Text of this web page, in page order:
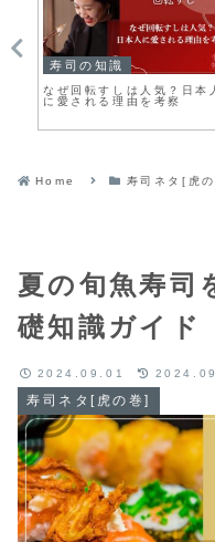
寿司の知識
なぜ回転すしは人気？日本
に愛される理由を考察
Home 寿司ネタ[虎
夏の旬魚寿司
礎知識ガイド
寿司ネタ[虎の巻]
2024.09.01